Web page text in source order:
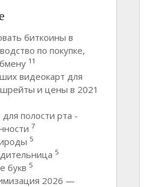
биткоины в
по покупке,
11
видеокарт для
и цены в 2021
полости рта -
7
5
5
букв 5
2026 —